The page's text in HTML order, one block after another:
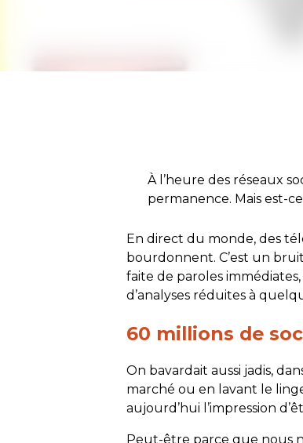
À l’heure des réseaux
permanence. Mais est-
En direct du monde, des
bourdonnent. C’est un
faite de paroles
d’analyses réduites à
60 millions de
On bavardait aussi jadis,
marché ou en lavant le
aujourd’hui l’impression
Peut-être parce que nous